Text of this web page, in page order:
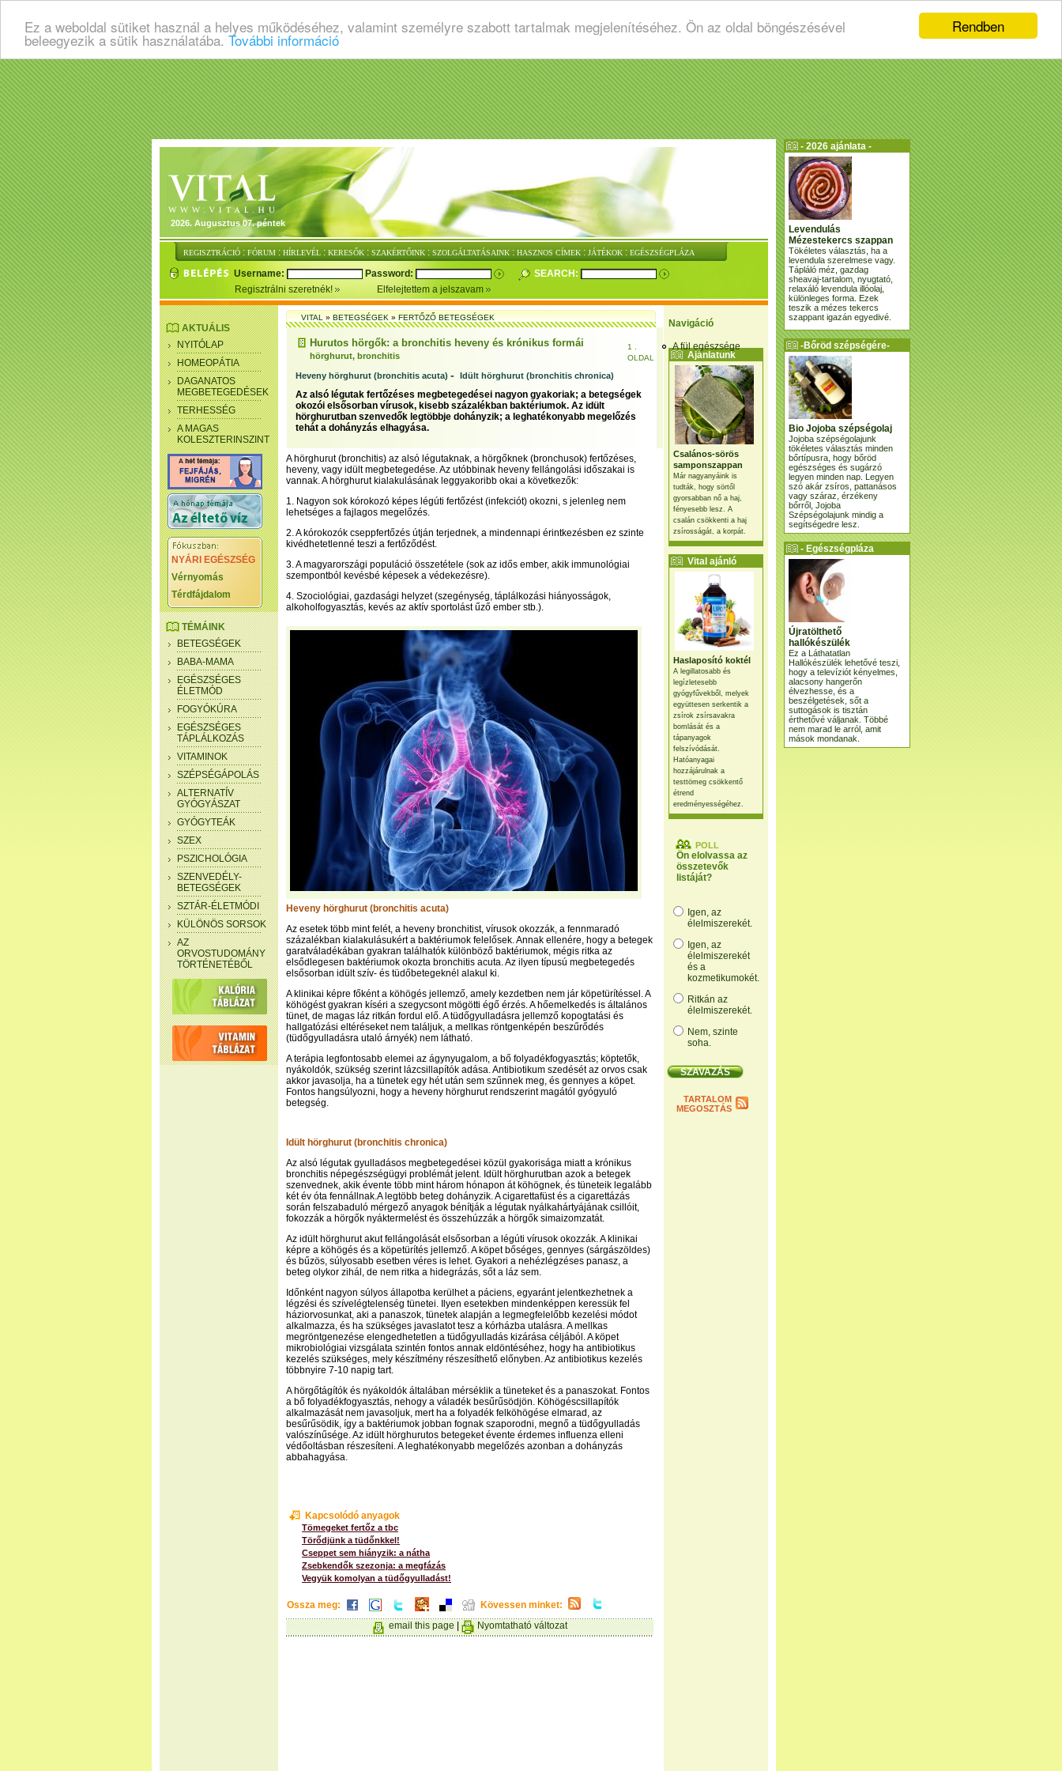
Rendben
Ez a weboldal sütiket használ a helyes működéséhez, valamint személyre szabott tartalmak megjelenítéséhez. Ön az oldal böngészésével
beleegyezik a sütik használatába. További információ
2026. Augusztus 07. péntek
REGISZTRÁCIÓ : FÓRUM : HÍRLEVÉL : KERESŐK : SZAKÉRTŐINK : SZOLGÁLTATÁSAINK : HASZNOS CÍMEK : JÁTÉKOK : EGÉSZSÉGPLÁZA
Username: Password:
SEARCH:
Regisztrálni szeretnék!
Elfelejtettem a jelszavam
Navigáció
A fül egészsége
Ajánlatunk
Csalános-sörös
samponszappan
Már nagyanyáink is
tudták, hogy sörtől
gyorsabban nő a haj,
fényesebb lesz. A
csalán csökkenti a haj
zsírosságát, a korpát.
Vital ajánló
Haslaposító koktél
A legillatosabb és
legízletesebb
gyógyfűvekből, melyek
együttesen serkentik a
zsírok zsírsavakra
bomlását és a
tápanyagok
felszívódását.
Hatóanyagai
hozzájárulnak a
testtömeg csökkentő
étrend
eredményességéhez.
POLL
Ön elolvassa az
összetevők
listáját?
Igen, az
élelmiszerekét.
Igen, az
élelmiszerekét
és a
kozmetikumokét.
Ritkán az
élelmiszerekét.
Nem, szinte
soha.
TARTALOM
MEGOSZTÁS
AKTUÁLIS
NYITÓLAP
HOMEOPÁTIA
DAGANATOS
MEGBETEGEDÉSEK
TERHESSÉG
A MAGAS
KOLESZTERINSZINT
NYÁRI EGÉSZSÉG
Vérnyomás
Térdfájdalom
TÉMÁINK
BETEGSÉGEK
BABA-MAMA
EGÉSZSÉGES
ÉLETMÓD
FOGYÓKÚRA
EGÉSZSÉGES
TÁPLÁLKOZÁS
VITAMINOK
SZÉPSÉGÁPOLÁS
ALTERNATÍV
GYÓGYÁSZAT
GYÓGYTEÁK
SZEX
PSZICHOLÓGIA
SZENVEDÉLY-
BETEGSÉGEK
SZTÁR-ÉLETMÓDI
KÜLÖNÖS SORSOK
AZ
ORVOSTUDOMÁNY
TÖRTÉNETÉBŐL
VITAL»BETEGSÉGEK»FERTŐZŐ BETEGSÉGEK
Hurutos hörgők: a bronchitis heveny és krónikus formái
hörghurut, bronchitis
1 .
OLDAL
Heveny hörghurut (bronchitis acuta) - Idült hörghurut (bronchitis chronica)
Az alsó légutak fertőzéses megbetegedései nagyon gyakoriak; a betegségek
okozói elsősorban vírusok, kisebb százalékban baktériumok. Az idült
hörghurutban szenvedők legtöbbje dohányzik; a leghatékonyabb megelőzés
tehát a dohányzás elhagyása.
A hörghurut (bronchitis) az alsó légutaknak, a hörgőknek (bronchusok) fertőzéses,
heveny, vagy idült megbetegedése. Az utóbbinak heveny fellángolási időszakai is
vannak. A hörghurut kialakulásának leggyakoribb okai a következők:
1. Nagyon sok kórokozó képes légúti fertőzést (infekciót) okozni, s jelenleg nem
lehetséges a fajlagos megelőzés.
2. A kórokozók cseppfertőzés útján terjednek, a mindennapi érintkezésben ez szinte
kivédhetetlenné teszi a fertőződést.
3. A magyarországi populáció összetétele (sok az idős ember, akik immunológiai
szempontból kevésbé képesek a védekezésre).
4. Szociológiai, gazdasági helyzet (szegénység, táplálkozási hiányosságok,
alkoholfogyasztás, kevés az aktív sportolást űző ember stb.).
Heveny hörghurut (bronchitis acuta)
Az esetek több mint felét, a heveny bronchitist, vírusok okozzák, a fennmaradó
százalékban kialakulásukért a baktériumok felelősek. Annak ellenére, hogy a betegek
garatváladékában gyakran találhatók különböző baktériumok, mégis ritka az
elsődlegesen baktériumok okozta bronchitis acuta. Az ilyen típusú megbetegedés
elsősorban idült szív- és tüdőbetegeknél alakul ki.
A klinikai képre főként a köhögés jellemző, amely kezdetben nem jár köpetürítéssel. A
köhögést gyakran kíséri a szegycsont mögötti égő érzés. A hőemelkedés is általános
tünet, de magas láz ritkán fordul elő. A tüdőgyulladásra jellemző kopogtatási és
hallgatózási eltéréseket nem találjuk, a mellkas röntgenképén beszűrődés
(tüdőgyulladásra utaló árnyék) nem látható.
A terápia legfontosabb elemei az ágynyugalom, a bő folyadékfogyasztás; köptetők,
nyákoldók, szükség szerint lázcsillapítók adása. Antibiotikum szedését az orvos csak
akkor javasolja, ha a tünetek egy hét után sem szűnnek meg, és gennyes a köpet.
Fontos hangsúlyozni, hogy a heveny hörghurut rendszerint magától gyógyuló
betegség.
Idült hörghurut (bronchitis chronica)
Az alsó légutak gyulladásos megbetegedései közül gyakorisága miatt a krónikus
bronchitis népegészségügyi problémát jelent. Idült hörghurutban azok a betegek
szenvednek, akik évente több mint három hónapon át köhögnek, és tüneteik legalább
két év óta fennállnak.A legtöbb beteg dohányzik. A cigarettafüst és a cigarettázás
során felszabaduló mérgező anyagok bénítják a légutak nyálkahártyájának csillóit,
fokozzák a hörgők nyáktermelést és összehúzzák a hörgők simaizomzatát.
Az idült hörghurut akut fellángolását elsősorban a légúti vírusok okozzák. A klinikai
képre a köhögés és a köpetürítés jellemző. A köpet bőséges, gennyes (sárgászöldes)
és bűzös, súlyosabb esetben véres is lehet. Gyakori a nehézlégzéses panasz, a
beteg olykor zihál, de nem ritka a hidegrázás, sőt a láz sem.
Időnként nagyon súlyos állapotba kerülhet a páciens, egyaránt jelentkezhetnek a
légzési és szívelégtelenség tünetei. Ilyen esetekben mindenképpen keressük fel
háziorvosunkat, aki a panaszok, tünetek alapján a legmegfelelőbb kezelési módot
alkalmazza, és ha szükséges javaslatot tesz a kórházba utalásra. A mellkas
megröntgenezése elengedhetetlen a tüdőgyulladás kizárása céljából. A köpet
mikrobiológiai vizsgálata szintén fontos annak eldöntéséhez, hogy ha antibiotikus
kezelés szükséges, mely készítmény részesíthető előnyben. Az antibiotikus kezelés
többnyire 7-10 napig tart.
A hörgőtágítók és nyákoldók általában mérséklik a tüneteket és a panaszokat. Fontos
a bő folyadékfogyasztás, nehogy a váladék besűrűsödjön. Köhögéscsillapítók
alkalmazását nem javasoljuk, mert ha a folyadék felköhögése elmarad, az
besűrűsödik, így a baktériumok jobban fognak szaporodni, megnő a tüdőgyulladás
valószínűsége. Az idült hörghurutos betegeket évente érdemes influenza elleni
védőoltásban részesíteni. A leghatékonyabb megelőzés azonban a dohányzás
abbahagyása.
Kapcsolódó anyagok
Tömegeket fertőz a tbc
Törődjünk a tüdőnkkel!
Cseppet sem hiányzik: a nátha
Zsebkendők szezonja: a megfázás
Vegyük komolyan a tüdőgyulladást!
Ossza meg:
Kövessen minket:
email this page| Nyomtatható változat
- 2026 ajánlata -
Levendulás
Mézestekercs szappan
Tökéletes választás, ha a
levendula szerelmese vagy.
Tápláló méz, gazdag
sheavaj-tartalom, nyugtató,
relaxáló levendula illóolaj,
különleges forma. Ezek
teszik a mézes tekercs
szappant igazán egyedivé.
-Bőröd szépségére-
Bio Jojoba szépségolaj
Jojoba szépségolajunk
tökéletes választás minden
bőrtípusra, hogy bőröd
egészséges és sugárzó
legyen minden nap. Legyen
szó akár zsíros, pattanásos
vagy száraz, érzékeny
bőrről, Jojoba
Szépségolajunk mindig a
segítségedre lesz.
- Egészségpláza
ajánlatunk -
Újratölthető
hallókészülék
Ez a Láthatatlan
Hallókészülék lehetővé teszi,
hogy a televíziót kényelmes,
alacsony hangerőn
élvezhesse, és a
beszélgetések, sőt a
suttogások is tisztán
érthetővé váljanak. Többé
nem marad le arról, amit
mások mondanak.